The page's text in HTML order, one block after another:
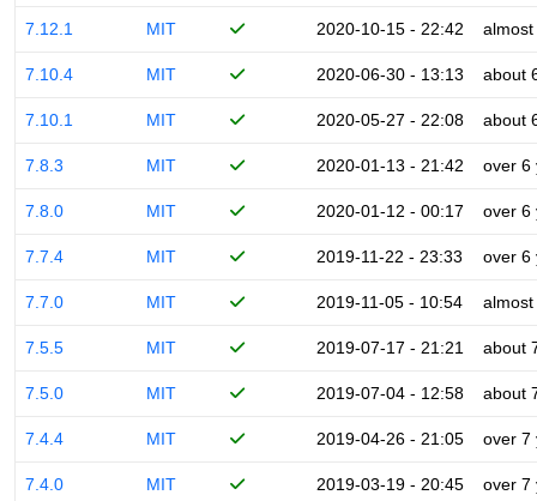
7.12.1 MIT 2020-10-15 - 22:42
7.10.4 MIT 2020-06-30 - 13:13 about
7.10.1 MIT 2020-05-27 - 22:08 about
7.8.3 MIT 2020-01-13 - 21:42 over 6
7.8.0 MIT 2020-01-12 - 00:17 over 6
7.7.4 MIT 2019-11-22 - 23:33 over 6
7.7.0 MIT 2019-11-05 - 10:54
7.5.5 MIT 2019-07-17 - 21:21 about
7.5.0 MIT 2019-07-04 - 12:58 about
7.4.4 MIT 2019-04-26 - 21:05 over 7
7.4.0 MIT 2019-03-19 - 20:45 over 7